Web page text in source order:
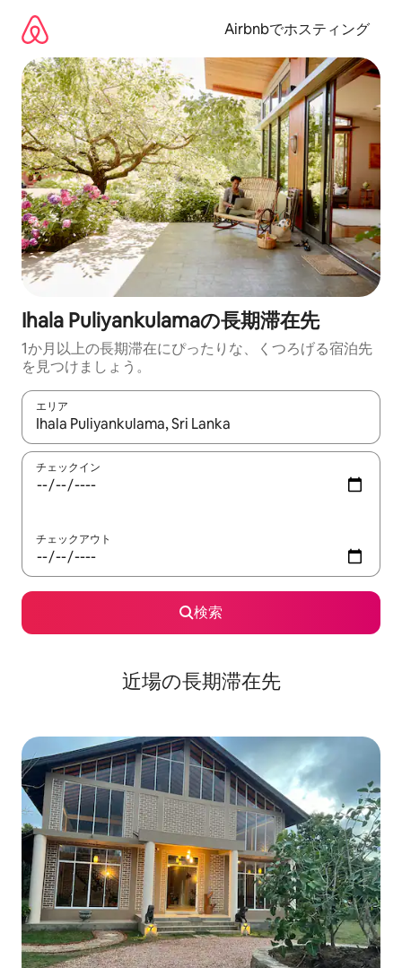
Airbnbでホスティング
Ihala Puliyankulamaの長期滞在先
1か月以上の長期滞在にぴったりな、くつろげる宿泊先
を見つけましょう。
エリア
検索結果が表示されたら、上下の矢印キーを使って移動するか
チェックイン
チェックアウト
検索
近場の長期滞在先